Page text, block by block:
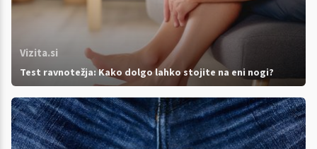
Vizita.si
Test ravnotežja: Kako dolgo lahko stojite na eni nogi?